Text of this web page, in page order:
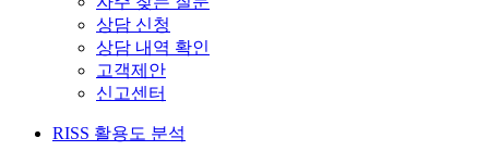
상담 신청
상담 내역 확인
고객제안
신고센터
RISS 활용도 분석